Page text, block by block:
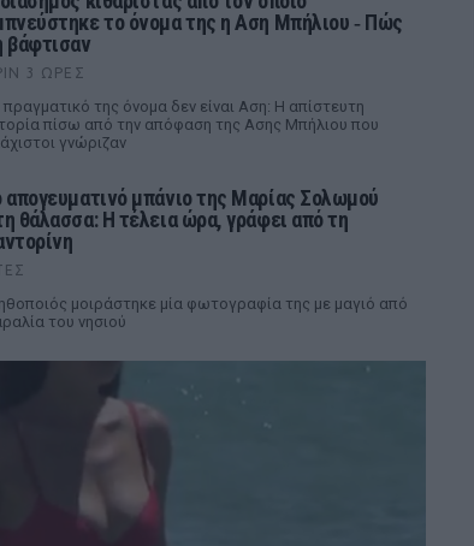
το όνομα της η Αση Μπήλιου ‑ Πώς
βάφτισαν
3 ΏΡΕΣ
πραγματικό της όνομα δεν είναι Αση: Η απίστευτη
πίσω από την απόφαση της Ασης Μπήλιου που
γνώριζαν
απογευματινό μπάνιο της Μαρίας Σολωμού
θάλασσα: Η τέλεια ώρα, γράφει από τη
μοιράστηκε μία φωτογραφία της με μαγιό από
του νησιού